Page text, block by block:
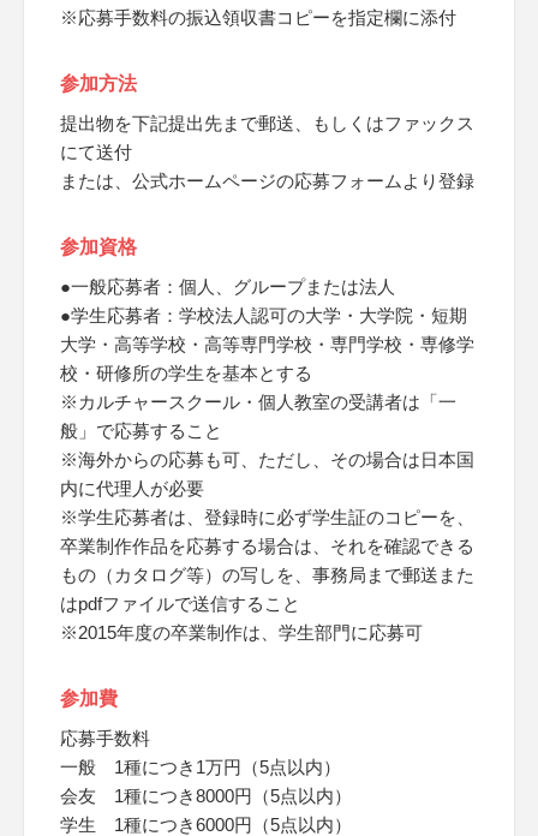
※応募手数料の振込領収書コピーを指定欄に添付
参加方法
提出物を下記提出先まで郵送、もしくはファックス
にて送付
または、公式ホームページの応募フォームより登録
参加資格
●一般応募者：個人、グループまたは法人
●学生応募者：学校法人認可の大学・大学院・短期
大学・高等学校・高等専門学校・専門学校・専修学
校・研修所の学生を基本とする
※カルチャースクール・個人教室の受講者は「一
般」で応募すること
※海外からの応募も可、ただし、その場合は日本国
内に代理人が必要
※学生応募者は、登録時に必ず学生証のコピーを、
卒業制作作品を応募する場合は、それを確認できる
もの（カタログ等）の写しを、事務局まで郵送また
はpdfファイルで送信すること
※2015年度の卒業制作は、学生部門に応募可
参加費
応募手数料
一般 1種につき1万円（5点以内）
会友 1種につき8000円（5点以内）
学生 1種につき6000円（5点以内）